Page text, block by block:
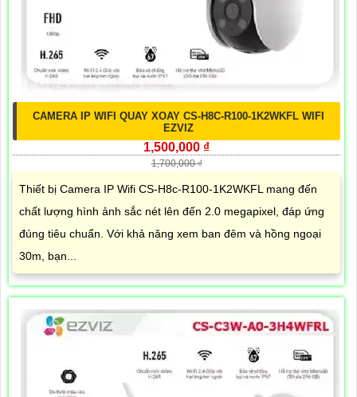
CAMERA IP WIFI QUAY XOAY CS-H8C-R100-1K2WKFL WIFI
EZVIZ
1,500,000 ₫
1,700,000 ₫
Thiết bị Camera IP Wifi CS-H8c-R100-1K2WKFL mang đến
chất lượng hình ảnh sắc nét lên đến 2.0 megapixel, đáp ứng
đúng tiêu chuẩn. Với khả năng xem ban đêm và hồng ngoại
30m, bạn...